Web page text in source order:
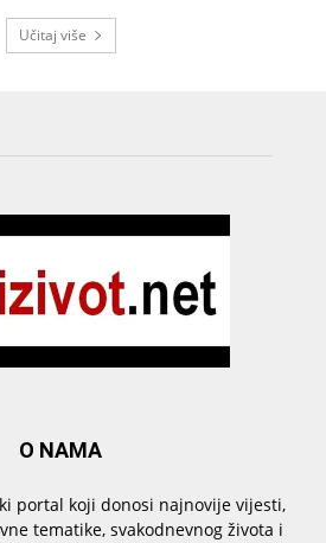
Učitaj više
O NAMA
portal koji donosi najnovije vijesti,
tematike, svakodnevnog života i